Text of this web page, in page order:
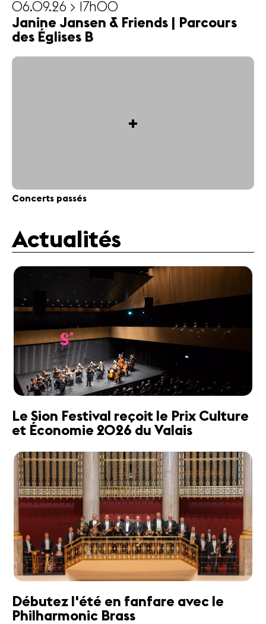
06.09.26 > 17h00
Janine Jansen & Friends | Parcours
des Églises B
+
Concerts passés
Actualités
Le Sion Festival reçoit le Prix Culture
et Économie 2026 du Valais
Débutez l'été en fanfare avec le
Philharmonic Brass